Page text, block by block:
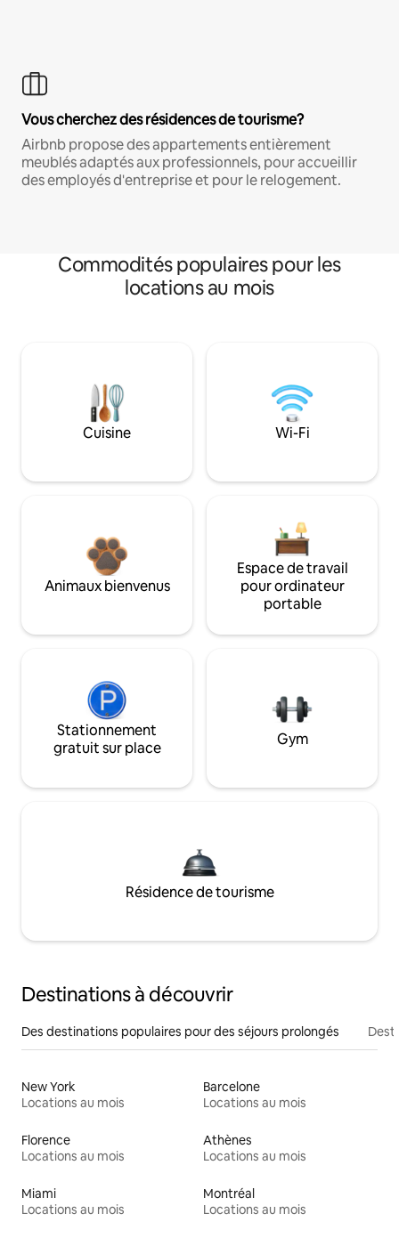
Vous cherchez des résidences de tourisme?
Airbnb propose des appartements entièrement
meublés adaptés aux professionnels, pour accueillir
des employés d'entreprise et pour le relogement.
Commodités populaires pour les
locations au mois
Cuisine Wi-Fi
Animaux bienvenus
Espace de travail
pour ordinateur
portable
Stationnement
gratuit sur place
Gym
Résidence de tourisme
Destinations à découvrir
Des destinations populaires pour des séjours prolongés
New York
Locations au mois
Barcelone
Locations au mois
Florence
Locations au mois
Athènes
Locations au mois
Miami
Locations au mois
Montréal
Locations au mois